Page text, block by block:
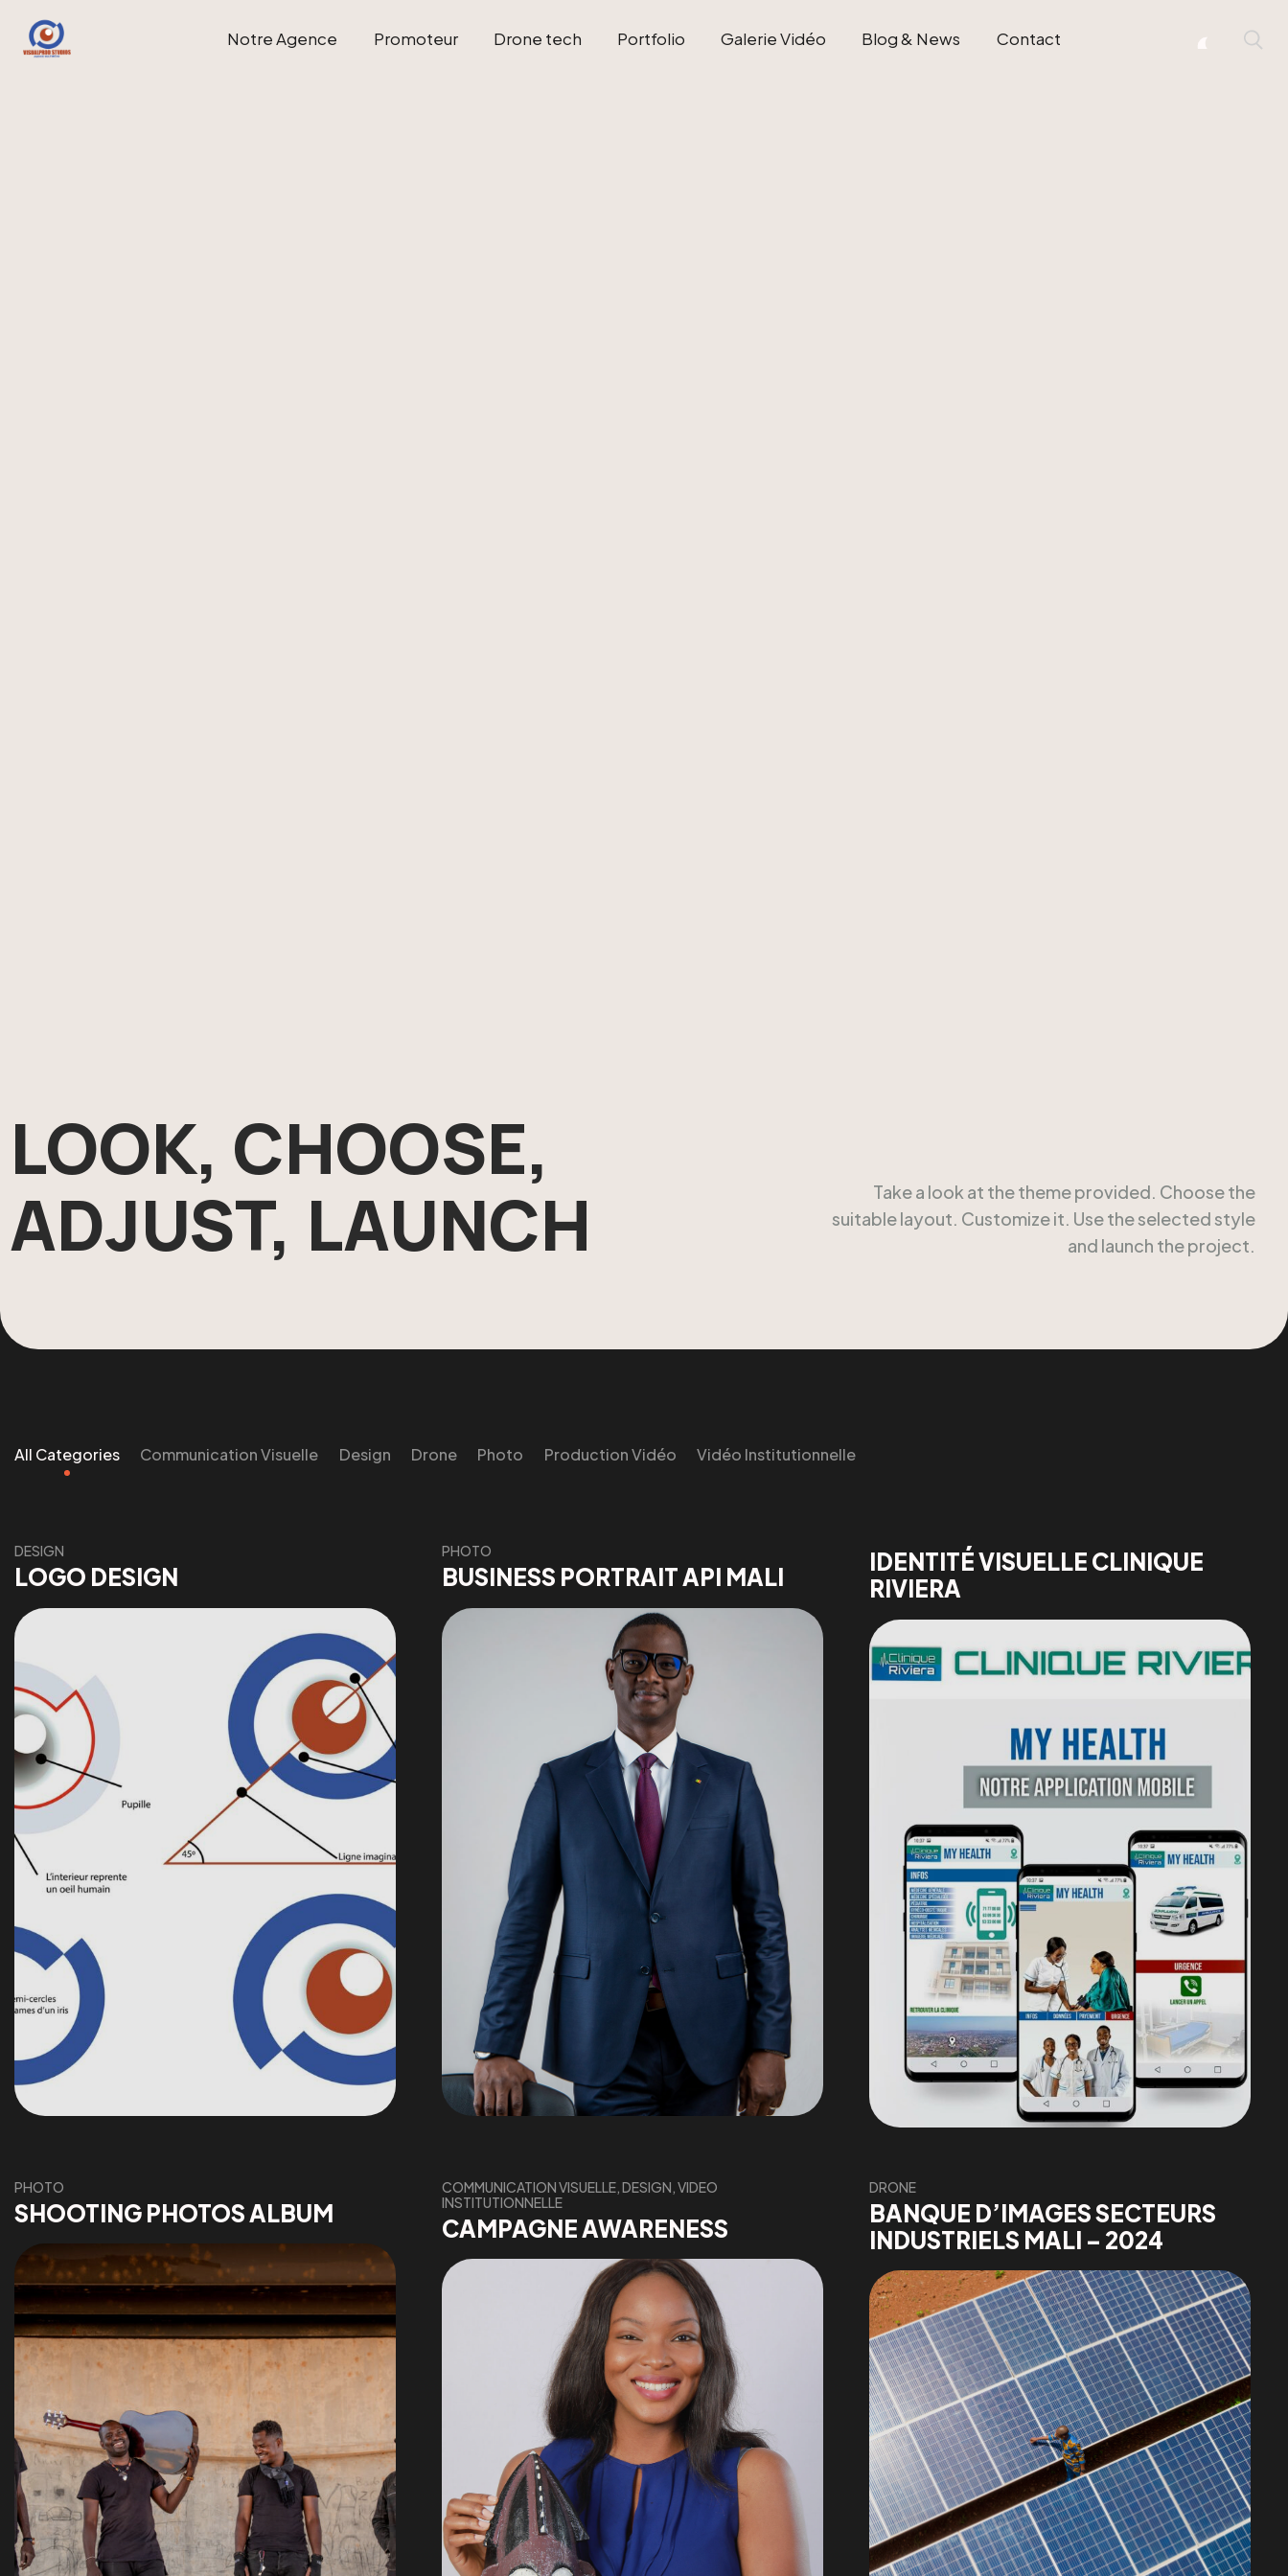
Notre Agence Promoteur Drone tech Portfolio Galerie Vidéo Blog & News Contact
LOOK, CHOOSE,
ADJUST, LAUNCH
Take a look at the theme provided. Choose the
suitable layout. Customize it. Use the selected style
and launch the project.
All Categories Communication Visuelle Design Drone Photo Production Vidéo Vidéo Institutionnelle
LOGO DESIGN
DESIGN
BUSINESS PORTRAIT API MALI
PHOTO
IDENTITÉ VISUELLE CLINIQUE
RIVIERA
SHOOTING PHOTOS ALBUM
PHOTO
CAMPAGNE AWARENESS
COMMUNICATION VISUELLE, DESIGN, VIDEO
INSTITUTIONNELLE
BANQUE D’IMAGES SECTEURS
INDUSTRIELS MALI – 2024
DRONE